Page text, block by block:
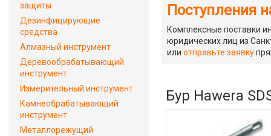
Поступления
Комплексные поставки
юридических лиц из
илиотправьте заявку
Бур Hawera
защиты
Дезинфицирующие
средства
Алмазный инструмент
Деревообрабатывающий
инструмент
Измерительный инструмент
Камнеобрабатывающий
инструмент
Металлорежущий